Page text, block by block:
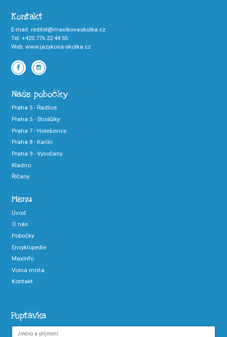
Kontakt
E-mail: reditel@maxikovaskolka.cz
Tel: +420 776 22 44 55
Web: www.jazykova-skolka.cz
Naše pobočky
Praha 5 - Radlice
Praha 5 - Stodůlky
Praha 7 - Holešovice
Praha 8 - Karlín
Praha 9 - Vysočany
Kladno
Říčany
Menu
Úvod
O nás
Pobočky
Encyklopedie
MaxInfo
Volná místa
Kontakt
Poptávka